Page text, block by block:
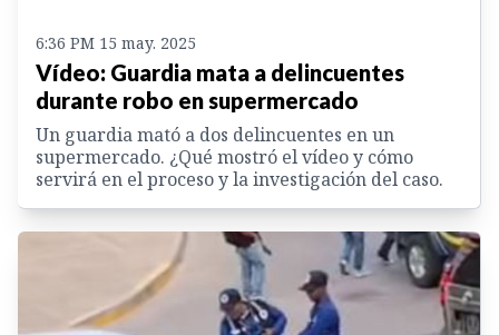
6:36 PM 15 may. 2025
Vídeo: Guardia mata a delincuentes
durante robo en supermercado
Un guardia mató a dos delincuentes en un
supermercado. ¿Qué mostró el vídeo y cómo
servirá en el proceso y la investigación del caso.